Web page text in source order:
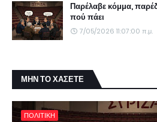
Παρέλαβε κόμμα,
πού πάει
7/05/2026 11:07:00 π.μ.
ΜΗΝ ΤΟ ΧΑΣΕΤΕ
ΠΟΛΙΤΙΚΗ